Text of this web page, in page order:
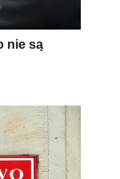
nie są